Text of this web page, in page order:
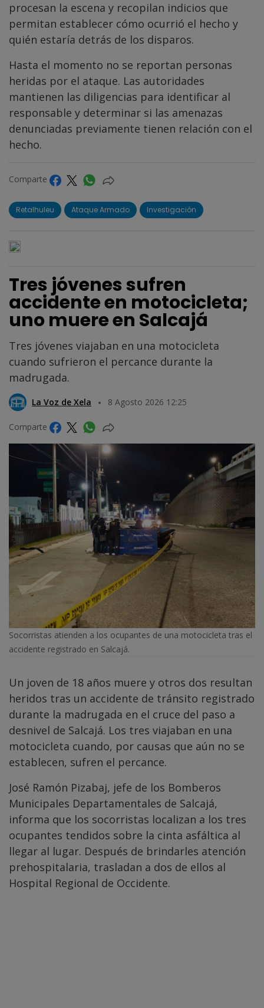
procesan la escena y recopilan indicios que
permitan establecer cómo ocurrió el hecho y
quién estaría detrás de los disparos.
Hasta el momento no se reportan personas
heridas por el ataque. Las autoridades
mantienen las diligencias para identificar al
responsable y determinar si las amenazas
denunciadas previamente tienen relación con el
hecho.
Comparte
Retalhuleu Ataque Armado Investigación
Tres jóvenes sufren
accidente en motocicleta;
uno muere en Salcajá
Tres jóvenes viajaban en una motocicleta
cuando sufrieron el percance durante la
madrugada.
La Voz de Xela 8 Agosto 2026 12:25
Comparte
Socorristas atienden a los ocupantes de una motocicleta tras el
accidente registrado en Salcajá.
Un joven de 18 años muere y otros dos resultan
heridos tras un accidente de tránsito registrado
durante la madrugada en el cruce del paso a
desnivel de Salcajá. Los tres viajaban en una
motocicleta cuando, por causas que aún no se
establecen, sufren el percance.
José Ramón Pizabaj, jefe de los Bomberos
Municipales Departamentales de Salcajá,
informa que los socorristas localizan a los tres
ocupantes tendidos sobre la cinta asfáltica al
llegar al lugar. Después de brindarles atención
prehospitalaria, trasladan a dos de ellos al
Hospital Regional de Occidente.